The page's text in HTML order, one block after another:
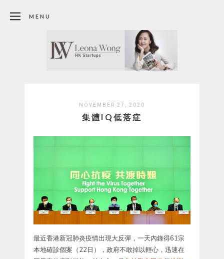
MENU
NOVEMBER 27, 2020
集體IQ低落症
最近香港新冠肺炎疫情出現大反彈，一天內錄得61宗
本地確診個案（22日），政府不敢掉以輕心，迅速在